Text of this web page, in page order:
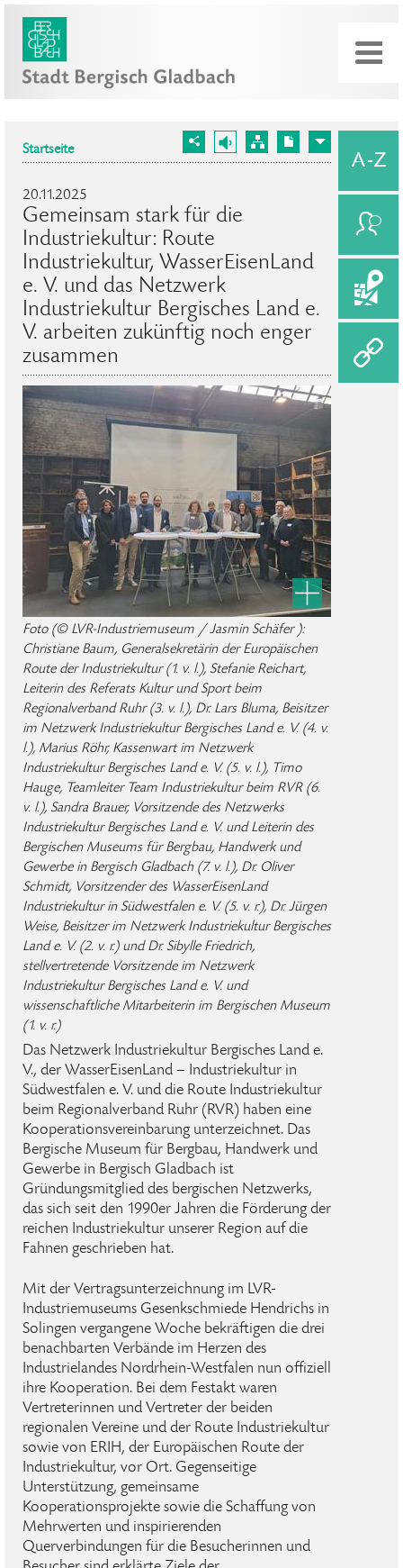
Startseite
20.11.2025
Gemeinsam stark für die
Industriekultur: Route
Industriekultur, WasserEisenLand
e. V. und das Netzwerk
Industriekultur Bergisches Land e.
V. arbeiten zukünftig noch enger
zusammen
Foto (© LVR-Industriemuseum / Jasmin Schäfer ):
Christiane Baum, Generalsekretärin der Europäischen
Route der Industriekultur (1. v. l.), Stefanie Reichart,
Leiterin des Referats Kultur und Sport beim
Regionalverband Ruhr (3. v. l.), Dr. Lars Bluma, Beisitzer
im Netzwerk Industriekultur Bergisches Land e. V. (4. v.
l.), Marius Röhr, Kassenwart im Netzwerk
Industriekultur Bergisches Land e. V. (5. v. l.), Timo
Hauge, Teamleiter Team Industriekultur beim RVR (6.
v. l.), Sandra Brauer, Vorsitzende des Netzwerks
Industriekultur Bergisches Land e. V. und Leiterin des
Bergischen Museums für Bergbau, Handwerk und
Gewerbe in Bergisch Gladbach (7. v. l.), Dr. Oliver
Schmidt, Vorsitzender des WasserEisenLand
Industriekultur in Südwestfalen e. V. (5. v. r.), Dr. Jürgen
Weise, Beisitzer im Netzwerk Industriekultur Bergisches
Land e. V. (2. v. r.) und Dr. Sibylle Friedrich,
stellvertretende Vorsitzende im Netzwerk
Industriekultur Bergisches Land e. V. und
wissenschaftliche Mitarbeiterin im Bergischen Museum
(1. v. r.)
Das Netzwerk Industriekultur Bergisches Land e.
V., der WasserEisenLand – Industriekultur in
Südwestfalen e. V. und die Route Industriekultur
beim Regionalverband Ruhr (RVR) haben eine
Kooperationsvereinbarung unterzeichnet. Das
Bergische Museum für Bergbau, Handwerk und
Gewerbe in Bergisch Gladbach ist
Gründungsmitglied des bergischen Netzwerks,
das sich seit den 1990er Jahren die Förderung der
reichen Industriekultur unserer Region auf die
Fahnen geschrieben hat.
Mit der Vertragsunterzeichnung im LVR-
Industriemuseums Gesenkschmiede Hendrichs in
Solingen vergangene Woche bekräftigen die drei
benachbarten Verbände im Herzen des
Industrielandes Nordrhein-Westfalen nun offiziell
ihre Kooperation. Bei dem Festakt waren
Vertreterinnen und Vertreter der beiden
regionalen Vereine und der Route Industriekultur
sowie von ERIH, der Europäischen Route der
Industriekultur, vor Ort. Gegenseitige
Unterstützung, gemeinsame
Kooperationsprojekte sowie die Schaffung von
Mehrwerten und inspirierenden
Querverbindungen für die Besucherinnen und